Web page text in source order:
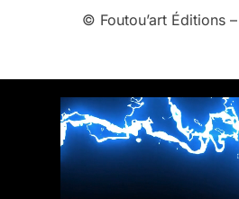
© Foutou’art Éditions –